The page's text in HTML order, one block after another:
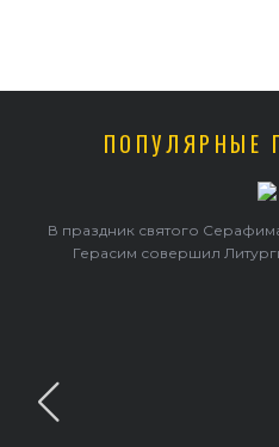
ПОПУЛЯРНЫЕ
В праздник святого
Герасим совершил